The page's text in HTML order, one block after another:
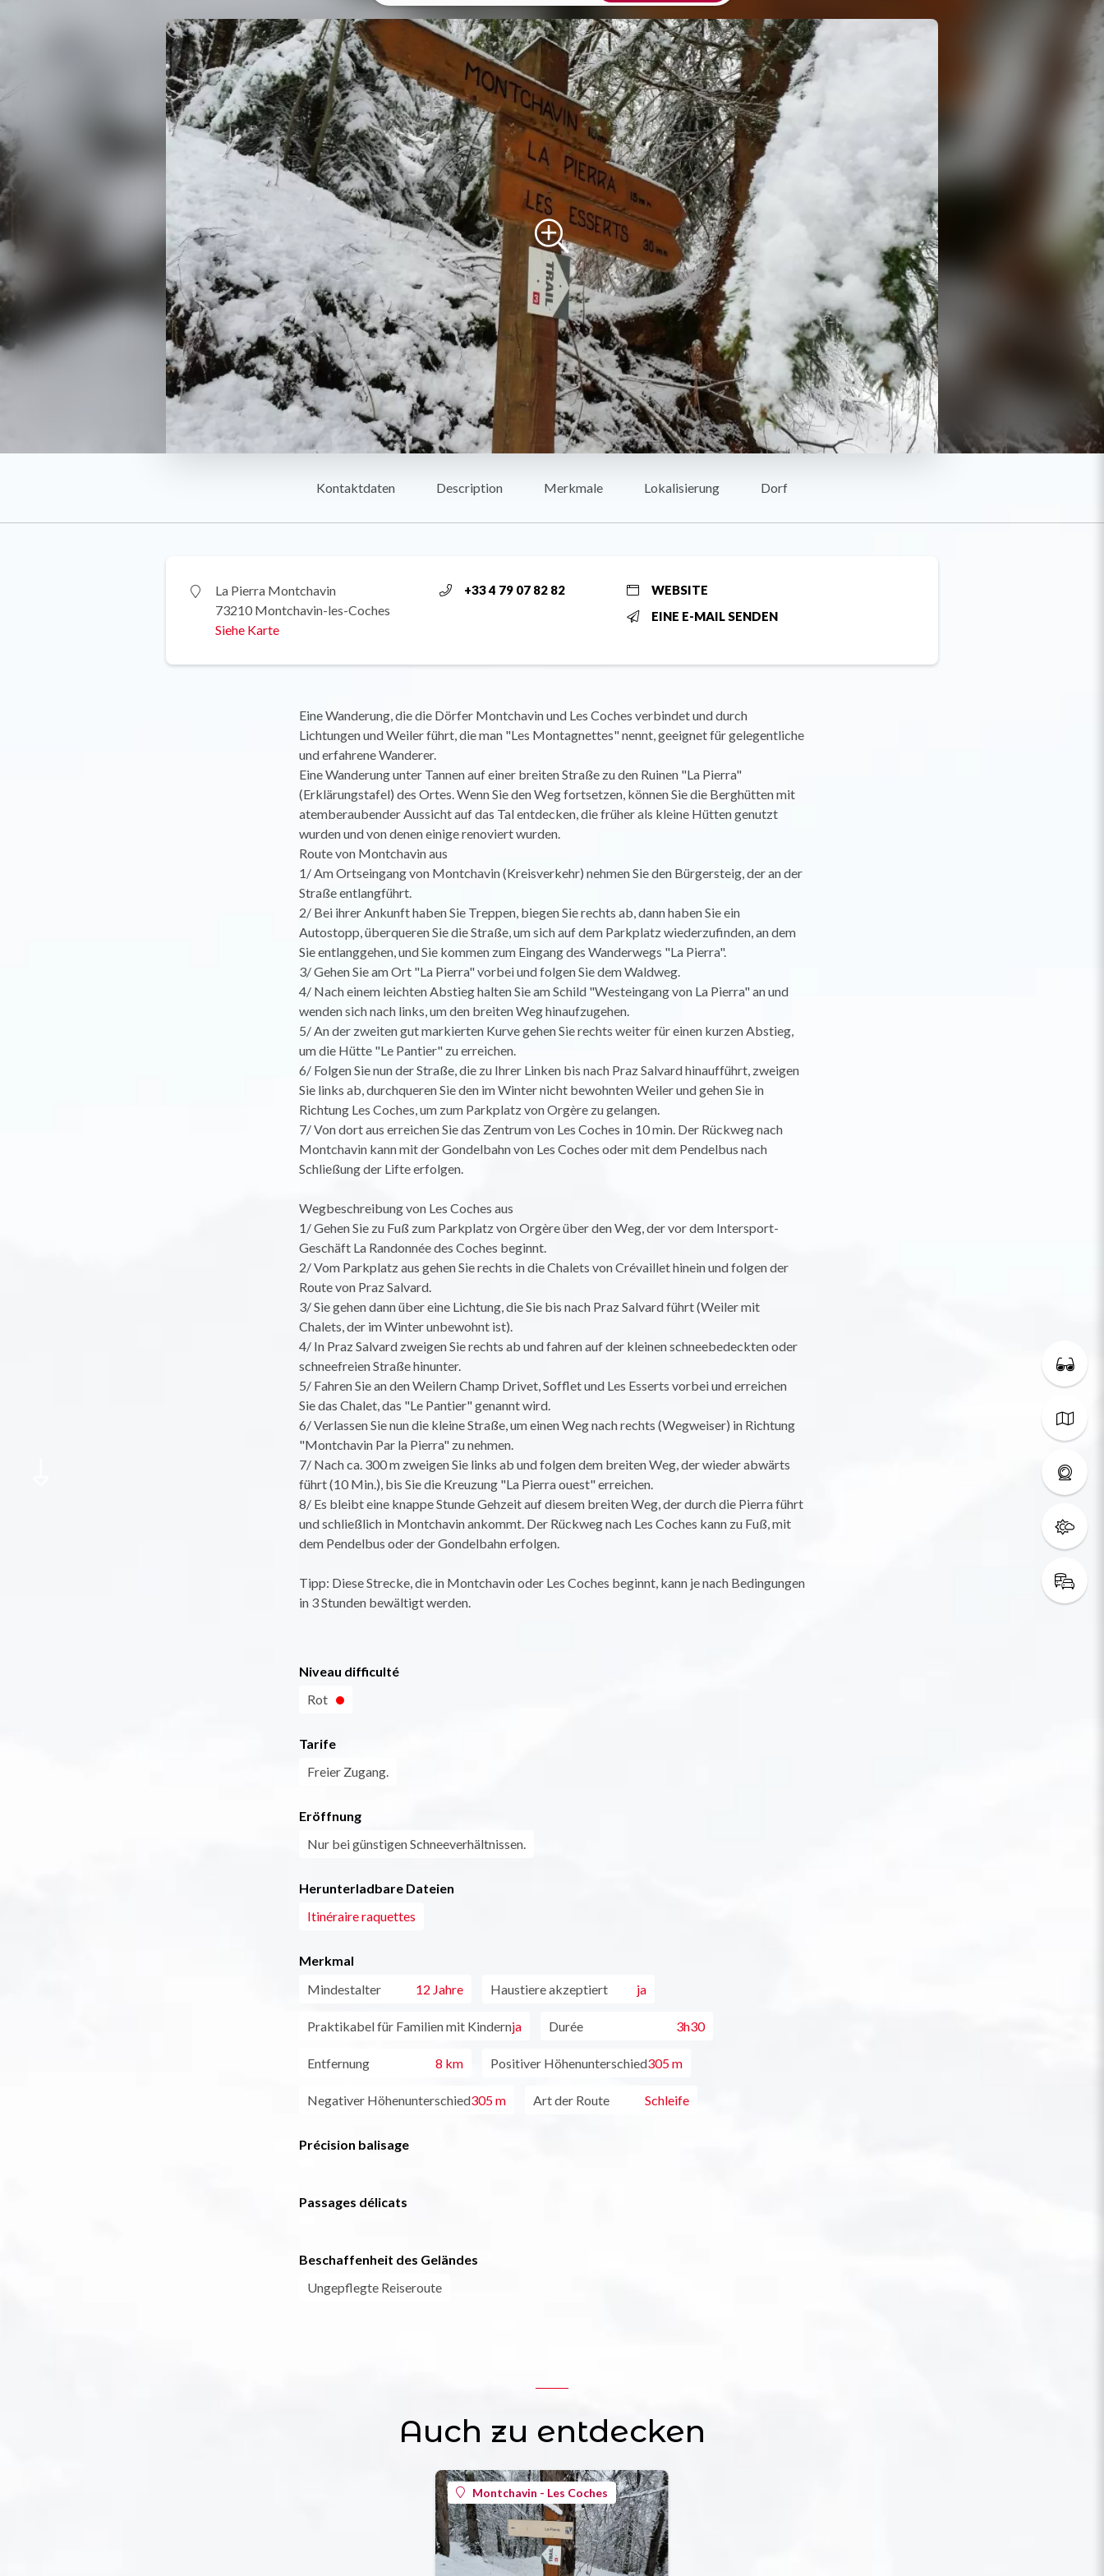
Kontaktdaten Description Merkmale Lokalisierung Dorf
La Pierra Montchavin
73210 Montchavin-les-Coches
Siehe Karte
+33 4 79 07 82 82
WEBSITE
EINE E-MAIL SENDEN
Eine Wanderung, die die Dörfer Montchavin und Les Coches verbindet und durch
Lichtungen und Weiler führt, die man "Les Montagnettes" nennt, geeignet für gelegentliche
und erfahrene Wanderer.
Eine Wanderung unter Tannen auf einer breiten Straße zu den Ruinen "La Pierra"
(Erklärungstafel) des Ortes. Wenn Sie den Weg fortsetzen, können Sie die Berghütten mit
atemberaubender Aussicht auf das Tal entdecken, die früher als kleine Hütten genutzt
wurden und von denen einige renoviert wurden.
Route von Montchavin aus
1/ Am Ortseingang von Montchavin (Kreisverkehr) nehmen Sie den Bürgersteig, der an der
Straße entlangführt.
2/ Bei ihrer Ankunft haben Sie Treppen, biegen Sie rechts ab, dann haben Sie ein
Autostopp, überqueren Sie die Straße, um sich auf dem Parkplatz wiederzufinden, an dem
Sie entlanggehen, und Sie kommen zum Eingang des Wanderwegs "La Pierra".
3/ Gehen Sie am Ort "La Pierra" vorbei und folgen Sie dem Waldweg.
4/ Nach einem leichten Abstieg halten Sie am Schild "Westeingang von La Pierra" an und
wenden sich nach links, um den breiten Weg hinaufzugehen.
5/ An der zweiten gut markierten Kurve gehen Sie rechts weiter für einen kurzen Abstieg,
um die Hütte "Le Pantier" zu erreichen.
6/ Folgen Sie nun der Straße, die zu Ihrer Linken bis nach Praz Salvard hinaufführt, zweigen
Sie links ab, durchqueren Sie den im Winter nicht bewohnten Weiler und gehen Sie in
Richtung Les Coches, um zum Parkplatz von Orgère zu gelangen.
7/ Von dort aus erreichen Sie das Zentrum von Les Coches in 10 min. Der Rückweg nach
Montchavin kann mit der Gondelbahn von Les Coches oder mit dem Pendelbus nach
Schließung der Lifte erfolgen.
Wegbeschreibung von Les Coches aus
1/ Gehen Sie zu Fuß zum Parkplatz von Orgère über den Weg, der vor dem Intersport-
Geschäft La Randonnée des Coches beginnt.
2/ Vom Parkplatz aus gehen Sie rechts in die Chalets von Crévaillet hinein und folgen der
Route von Praz Salvard.
3/ Sie gehen dann über eine Lichtung, die Sie bis nach Praz Salvard führt (Weiler mit
Chalets, der im Winter unbewohnt ist).
4/ In Praz Salvard zweigen Sie rechts ab und fahren auf der kleinen schneebedeckten oder
schneefreien Straße hinunter.
5/ Fahren Sie an den Weilern Champ Drivet, Sofflet und Les Esserts vorbei und erreichen
Sie das Chalet, das "Le Pantier" genannt wird.
6/ Verlassen Sie nun die kleine Straße, um einen Weg nach rechts (Wegweiser) in Richtung
"Montchavin Par la Pierra" zu nehmen.
7/ Nach ca. 300 m zweigen Sie links ab und folgen dem breiten Weg, der wieder abwärts
führt (10 Min.), bis Sie die Kreuzung "La Pierra ouest" erreichen.
8/ Es bleibt eine knappe Stunde Gehzeit auf diesem breiten Weg, der durch die Pierra führt
und schließlich in Montchavin ankommt. Der Rückweg nach Les Coches kann zu Fuß, mit
dem Pendelbus oder der Gondelbahn erfolgen.
Tipp: Diese Strecke, die in Montchavin oder Les Coches beginnt, kann je nach Bedingungen
in 3 Stunden bewältigt werden.
Niveau difficulté
Rot
Tarife
Freier Zugang.
Eröffnung
Nur bei günstigen Schneeverhältnissen.
Herunterladbare Dateien
Itinéraire raquettes
Merkmal
Mindestalter
12 Jahre Haustiere akzeptiert ja
Praktikabel für Familien mit Kindernja Durée 3h30
Entfernung 8 km Positiver Höhenunterschied305 m
Negativer Höhenunterschied305 m Art der Route Schleife
Précision balisage
Passages délicats
Beschaffenheit des Geländes
Ungepflegte Reiseroute
Auch zu entdecken
Montchavin - Les Coches